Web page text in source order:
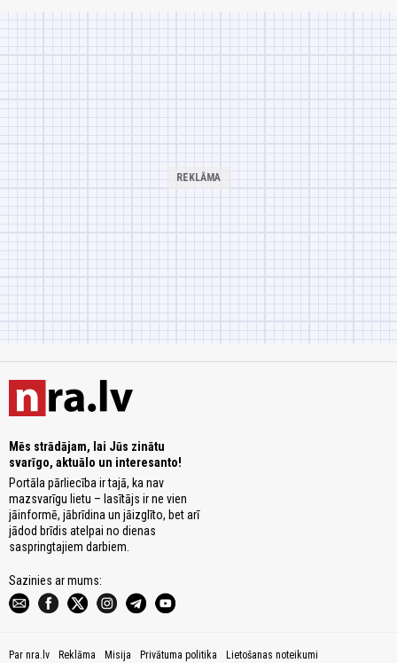
Mēs strādājam, lai Jūs zinātu
svarīgo, aktuālo un interesanto!
Portāla pārliecība ir tajā, ka nav
mazsvarīgu lietu – lasītājs ir ne vien
jāinformē, jābrīdina un jāizglīto, bet arī
jādod brīdis atelpai no dienas
saspringtajiem darbiem.
Sazinies ar mums:
Par nra.lv Reklāma Misija Privātuma politika Lietošanas noteikumi